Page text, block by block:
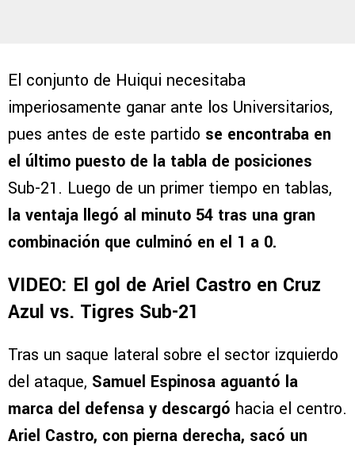
El conjunto de Huiqui necesitaba
imperiosamente ganar ante los Universitarios,
pues antes de este partido se encontraba en
el último puesto de la tabla de posiciones
Sub-21. Luego de un primer tiempo en tablas,
la ventaja llegó al minuto 54 tras una gran
combinación que culminó en el 1 a 0.
VIDEO: El gol de Ariel Castro en Cruz
Azul vs. Tigres Sub-21
Tras un saque lateral sobre el sector izquierdo
del ataque, Samuel Espinosa aguantó la
marca del defensa y descargó hacia el centro.
Ariel Castro, con pierna derecha, sacó un